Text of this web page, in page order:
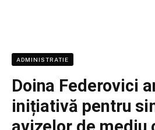
ADMINISTRATIE
Doina Federovici
inițiativă pentru